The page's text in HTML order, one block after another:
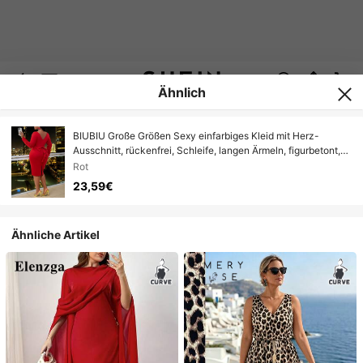
Ähnlich
BIUBIU Große Größen Sexy einfarbiges Kleid mit Herz-
Ausschnitt, rückenfrei, Schleife, langen Ärmeln, figurbetont,
geeignet für Party und Date
Rot
23,59€
Ähnliche Artikel